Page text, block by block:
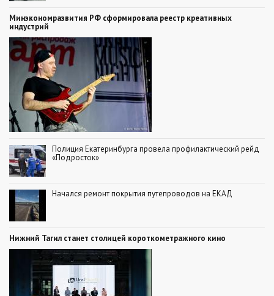
Минэкономразвития РФ сформировала реестр креативных
индустрий
Полиция Екатеринбурга провела профилактический рейд
«Подросток»
Начался ремонт покрытия путепроводов на ЕКАД
Нижний Тагил станет столицей короткометражного кино